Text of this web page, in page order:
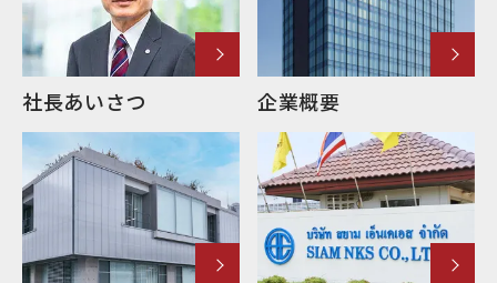
社長あいさつ 企業概要